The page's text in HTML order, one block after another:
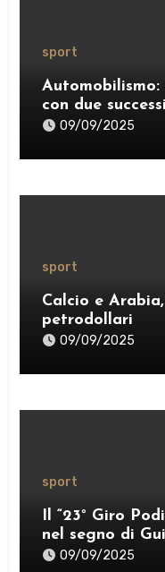
sport
con due
weekend
09/09/2025
sport
Calcio e
petrodollari
09/09/2025
sport
Il “23° Giro
nel segno di
09/09/2025